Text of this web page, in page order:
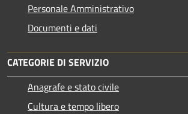
Personale Amministrativo
Documenti e dati
CATEGORIE DI SERVIZIO
Anagrafe e stato civile
Cultura e tempo libero